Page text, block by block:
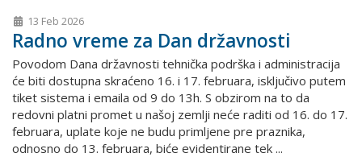
13 Feb 2026
Radno vreme za Dan državnosti
Povodom Dana državnosti tehnička podrška i administracija
će biti dostupna skraćeno 16. i 17. februara, isključivo putem
tiket sistema i emaila od 9 do 13h. S obzirom na to da
redovni platni promet u našoj zemlji neće raditi od 16. do 17.
februara, uplate koje ne budu primljene pre praznika,
odnosno do 13. februara, biće evidentirane tek ...